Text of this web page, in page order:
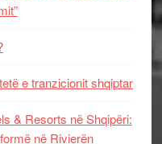
e tranzicionit shqiptar
& Resorts në Shqipëri:
në Rivierën